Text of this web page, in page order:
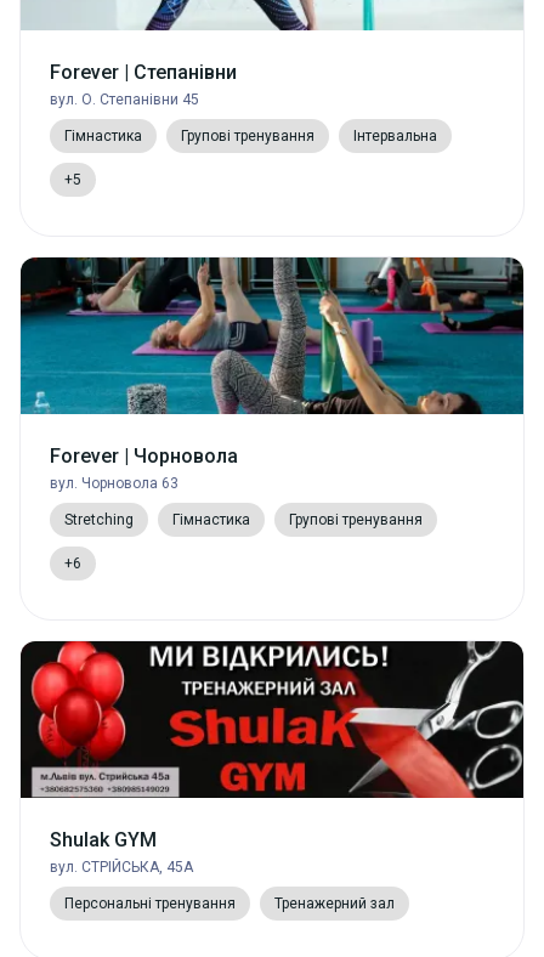
Forever | Степанівни
вул. О. Степанівни 45
Гімнастика Групові тренування Інтервальна
+5
Forever | Чорновола
вул. Чорновола 63
Stretching Гімнастика Групові тренування
+6
Shulak GYM
вул. СТРІЙСЬКА, 45А
Персональні тренування Тренажерний зал